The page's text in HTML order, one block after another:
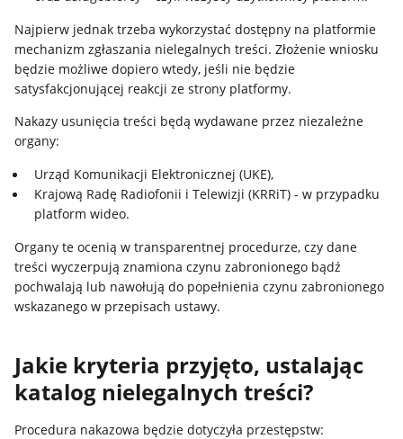
Najpierw jednak trzeba wykorzystać dostępny na platformie
mechanizm zgłaszania nielegalnych treści. Złożenie wniosku
będzie możliwe dopiero wtedy, jeśli nie będzie
satysfakcjonującej reakcji ze strony platformy.
Nakazy usunięcia treści będą wydawane przez niezależne
organy:
Urząd Komunikacji Elektronicznej (UKE),
Krajową Radę Radiofonii i Telewizji (KRRiT) - w przypadku
platform wideo.
Organy te ocenią w transparentnej procedurze, czy dane
treści wyczerpują znamiona czynu zabronionego bądź
pochwalają lub nawołują do popełnienia czynu zabronionego
wskazanego w przepisach ustawy.
Jakie kryteria przyjęto, ustalając
katalog nielegalnych treści?
Procedura nakazowa będzie dotyczyła przestępstw: